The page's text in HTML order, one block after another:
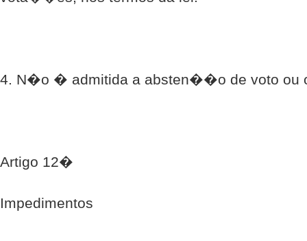
4. N�o � admitida a absten��o de voto ou
Artigo 12�
Impedimentos